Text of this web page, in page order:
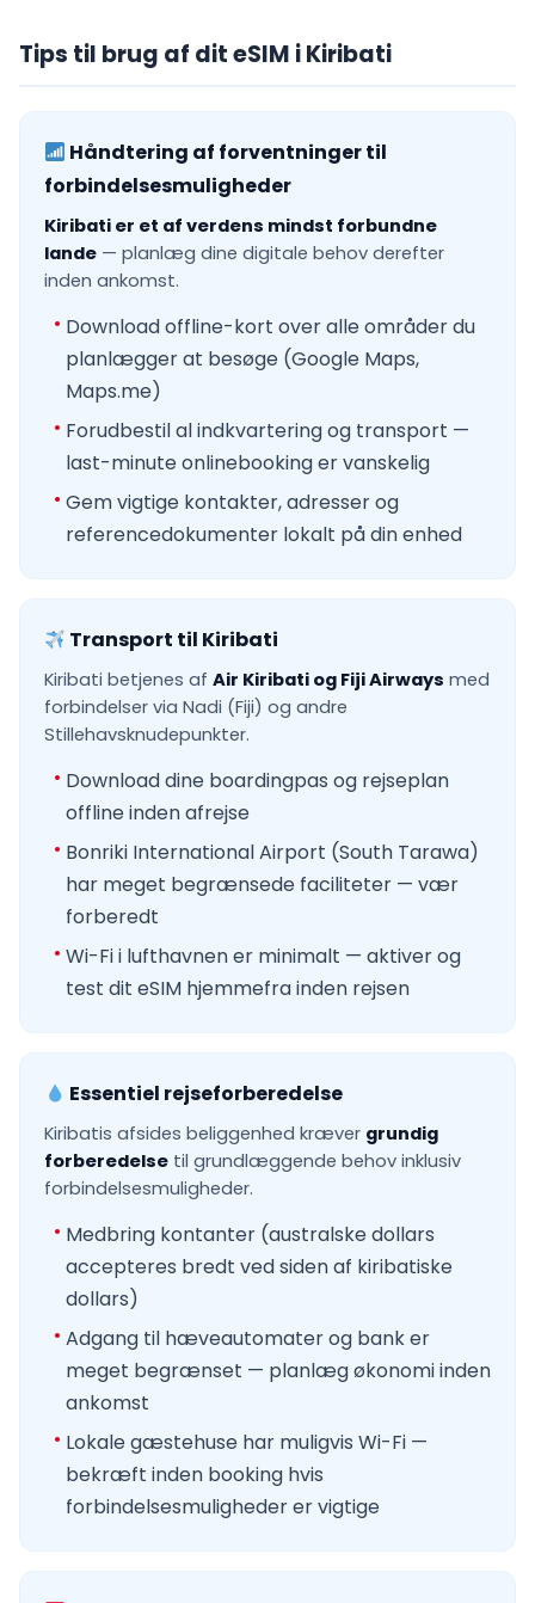
Tips til brug af dit eSIM i Kiribati
Håndtering af forventninger til
forbindelsesmuligheder
Kiribati er et af verdens mindst forbundne
lande — planlæg dine digitale behov derefter
inden ankomst.
Download offline-kort over alle områder du
planlægger at besøge (Google Maps,
Maps.me)
Forudbestil al indkvartering og transport —
last-minute onlinebooking er vanskelig
Gem vigtige kontakter, adresser og
referencedokumenter lokalt på din enhed
Transport til Kiribati
Kiribati betjenes af Air Kiribati og Fiji Airways med
forbindelser via Nadi (Fiji) og andre
Stillehavsknudepunkter.
Download dine boardingpas og rejseplan
offline inden afrejse
Bonriki International Airport (South Tarawa)
har meget begrænsede faciliteter — vær
forberedt
Wi-Fi i lufthavnen er minimalt — aktiver og
test dit eSIM hjemmefra inden rejsen
Essentiel rejseforberedelse
Kiribatis afsides beliggenhed kræver grundig
forberedelse til grundlæggende behov inklusiv
forbindelsesmuligheder.
Medbring kontanter (australske dollars
accepteres bredt ved siden af kiribatiske
dollars)
Adgang til hæveautomater og bank er
meget begrænset — planlæg økonomi inden
ankomst
Lokale gæstehuse har muligvis Wi-Fi —
bekræft inden booking hvis
forbindelsesmuligheder er vigtige